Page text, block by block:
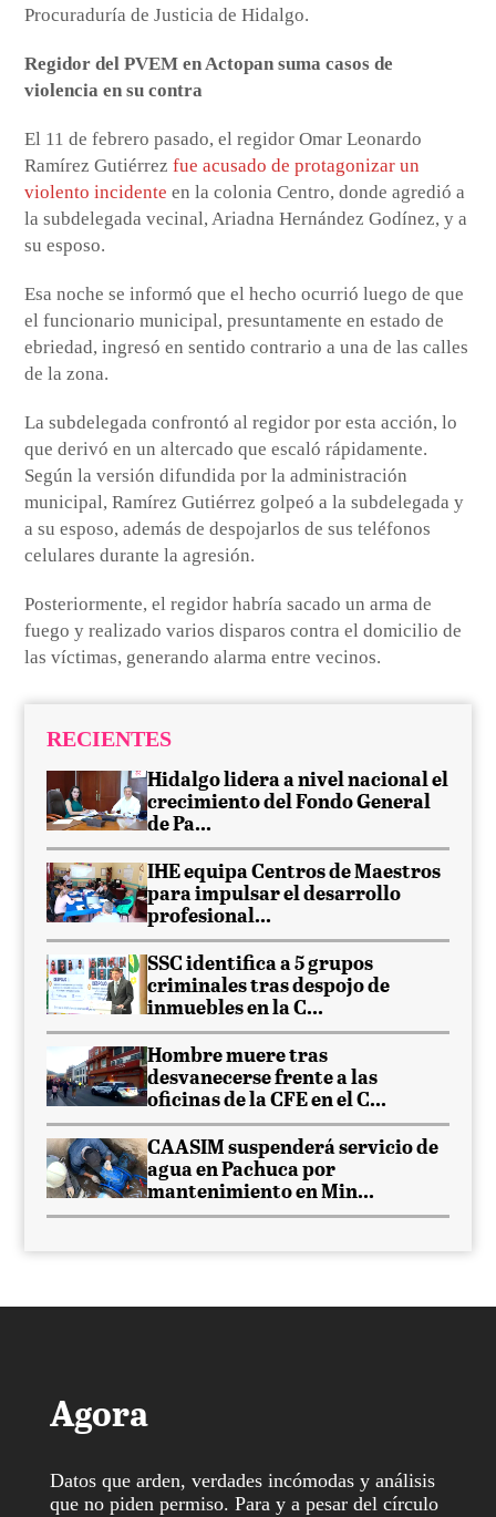
Procuraduría de Justicia de Hidalgo.
Regidor del PVEM en Actopan suma casos de
violencia en su contra
El 11 de febrero pasado, el regidor Omar Leonardo
Ramírez Gutiérrezfue acusado de protagonizar un
violento incidente en la colonia Centro, donde agredió a
la subdelegada vecinal, Ariadna Hernández Godínez, y a
su esposo.
Esa noche se informó que el hecho ocurrió luego de que
el funcionario municipal, presuntamente en estado de
ebriedad, ingresó en sentido contrario a una de las calles
de la zona.
La subdelegada confrontó al regidor por esta acción, lo
que derivó en un altercado que escaló rápidamente.
Según la versión difundida por la administración
municipal, Ramírez Gutiérrez golpeó a la subdelegada y
a su esposo, además de despojarlos de sus teléfonos
celulares durante la agresión.
Posteriormente, el regidor habría sacado un arma de
fuego y realizado varios disparos contra el domicilio de
las víctimas, generando alarma entre vecinos.
RECIENTES
Hidalgo lidera a nivel nacional el
crecimiento del Fondo General
de Pa...
IHE equipa Centros de Maestros
para impulsar el desarrollo
profesional...
SSC identifica a 5 grupos
criminales tras despojo de
inmuebles en la C...
Hombre muere tras
desvanecerse frente a las
oficinas de la CFE en el C...
CAASIM suspenderá servicio de
agua en Pachuca por
mantenimiento en Min...
Agora
Datos que arden, verdades incómodas y análisis
que no piden permiso. Para y a pesar del círculo